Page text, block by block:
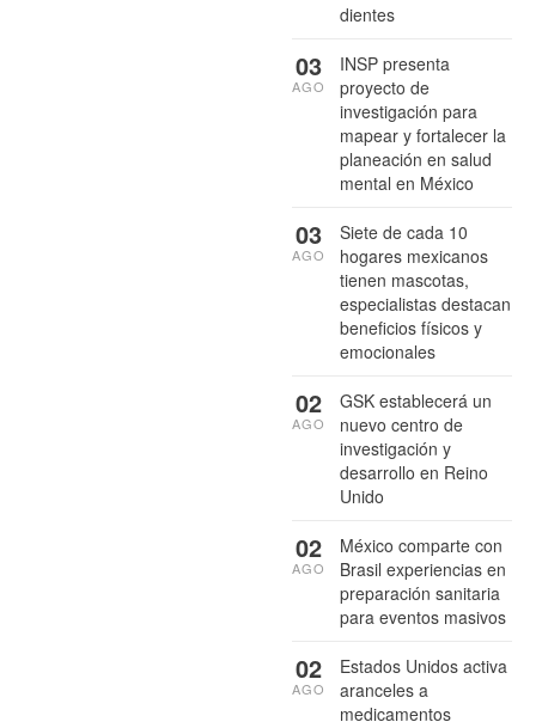
dientes
INSP presenta
proyecto de
investigación para
mapear y fortalecer la
planeación en salud
mental en México
03
AGO
Siete de cada 10
hogares mexicanos
tienen mascotas,
especialistas destacan
beneficios físicos y
emocionales
03
AGO
GSK establecerá un
nuevo centro de
investigación y
desarrollo en Reino
Unido
02
AGO
México comparte con
Brasil experiencias en
preparación sanitaria
para eventos masivos
02
AGO
Estados Unidos activa
aranceles a
medicamentos
02
AGO